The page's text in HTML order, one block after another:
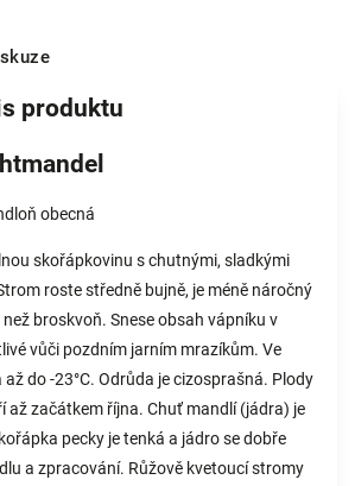
produktu
obecná
skořápkovinu s chutnými, sladkými
roste středně bujně, je méně náročný
broskvoň. Snese obsah vápníku v
vůči pozdním jarním mrazíkům. Ve
do -23°C. Odrůda je cizosprašná. Plody
až začátkem října. Chuť mandlí (jádra) je
pecky je tenká a jádro se dobře
a zpracování. Růžově kvetoucí stromy